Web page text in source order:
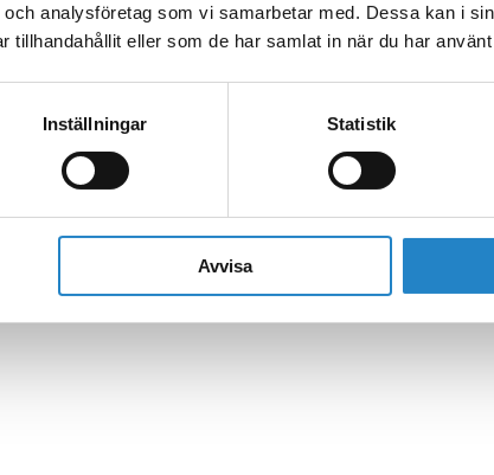
analysföretag som vi samarbetar med. Dessa kan i
tillhandahållit eller som de har samlat in när du har
Inställningar Statistik
Avvisa